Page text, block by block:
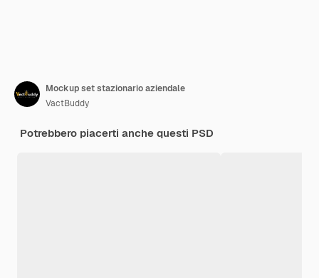
Mockup set stazionario aziendale
VactBuddy
Potrebbero piacerti anche questi PSD